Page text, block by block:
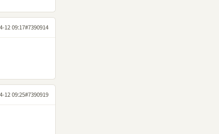
12 09:17#7390914
12 09:25#7390919